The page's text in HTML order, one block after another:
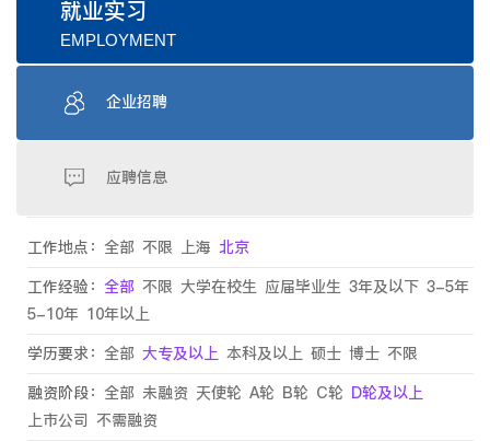
就业实习
EMPLOYMENT
企业招聘
应聘信息
工作地点： 全部 不限 上海 北京
工作经验： 全部 不限 大学在校生 应届毕业生 3年及以下 3-5年
5-10年 10年以上
学历要求： 全部 大专及以上 本科及以上 硕士 博士 不限
融资阶段： 全部 未融资 天使轮 A轮 B轮 C轮 D轮及以上
上市公司 不需融资